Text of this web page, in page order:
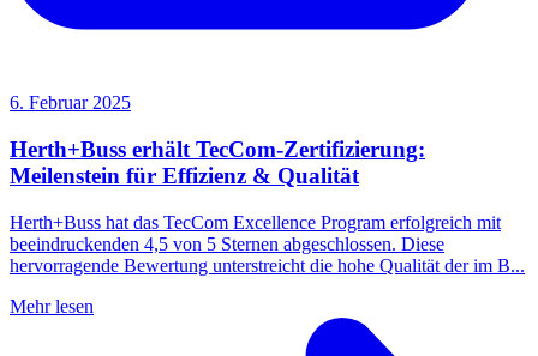
6. Februar 2025
Herth+Buss erhält TecCom-Zertifizierung:
Meilenstein für Effizienz & Qualität
Herth+Buss hat das TecCom Excellence Program erfolgreich mit
beeindruckenden 4,5 von 5 Sternen abgeschlossen. Diese
hervorragende Bewertung unterstreicht die hohe Qualität der im B...
Mehr lesen